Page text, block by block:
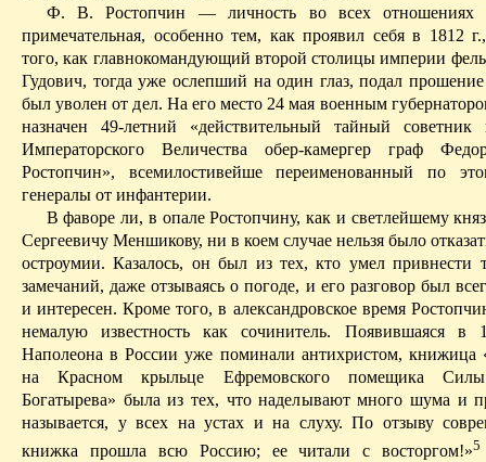
Ф. В. Ростопчин — личность во всех отношениях
примечательная, особенно тем, как проявил себя в 1812
того, как главнокомандующий второй столицы империи
Гудович, тогда уже ослепший на один глаз, подал
был уволен от дел. На его место 24 мая военным
назначен 49-летний «действительный тайный
Императорского Величества обер-камергер граф
Ростопчин», всемило­стивейше переименованный по
генералы от инфантерии.
В фаворе ли, в опале Ростопчину, как и светлейшему
Сергеевичу Меншикову, ни в коем случае нельзя было
остроумии. Казалось, он был из тех, кто умел привнести
замечаний, даже отзываясь о погоде, и его разговор был
и интересен. Кроме того, в александровское время
немалую известность как сочинитель. Появившаяся в
Наполеона в России уже поминали антихристом, книжица
на Красном крыльце Ефремовского помещика Силы
Богатырева» была из тех, что наделывают много шума и
называется, у всех на устах ина слуху.По отзыву
книжка прошла всю Россию; ее читали с восторгом!»5